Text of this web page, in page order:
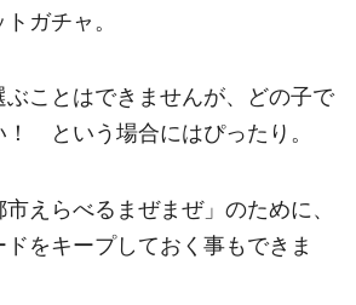
ガチャ。
ことはできませんが、どの子で
！ という場合にはぴったり。
えらべるまぜまぜ」のために、
をキープしておく事もできま